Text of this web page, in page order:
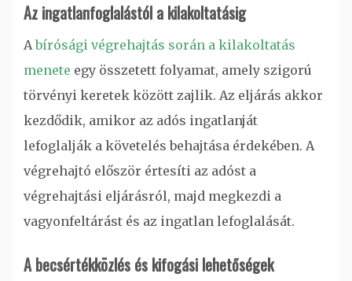
Az ingatlanfoglalástól a kilakoltatásig
Abírósági végrehajtás során a kilakoltatás
menete egy összetett folyamat, amely szigorú
törvényi keretek között zajlik. Az eljárás akkor
kezdődik, amikor az adós ingatlanját
lefoglalják a követelés behajtása érdekében. A
végrehajtó először értesíti az adóst a
végrehajtási eljárásról, majd megkezdi a
vagyonfeltárást és az ingatlan lefoglalását.
A becsértékközlés és kifogási lehetőségek